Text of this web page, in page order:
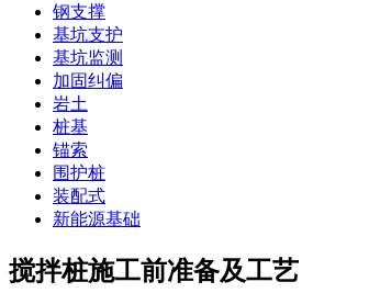
钢支撑
基坑支护
基坑监测
加固纠偏
岩土
桩基
锚索
围护桩
装配式
新能源基础
搅拌桩施工前准备及工艺